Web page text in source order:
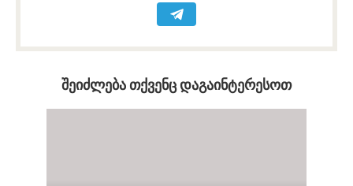
შეიძლება თქვენც დაგაინტერესოთ